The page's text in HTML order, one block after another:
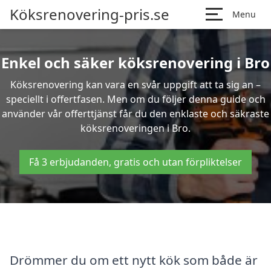
Köksrenovering-pris.se Menu
Enkel och säker köksrenovering i Bro
Köksrenovering kan vara en svår uppgift att ta sig an –
speciellt i offertfasen. Men om du följer denna guide och
använder vår offerttjänst får du den enklaste och säkraste
köksrenoveringen i Bro.
Få 3 erbjudanden, gratis och utan förpliktelser
Drömmer du om ett nytt kök som både är